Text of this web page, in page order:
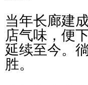
当年长廊建
店气味，便
延续至今。
胜。